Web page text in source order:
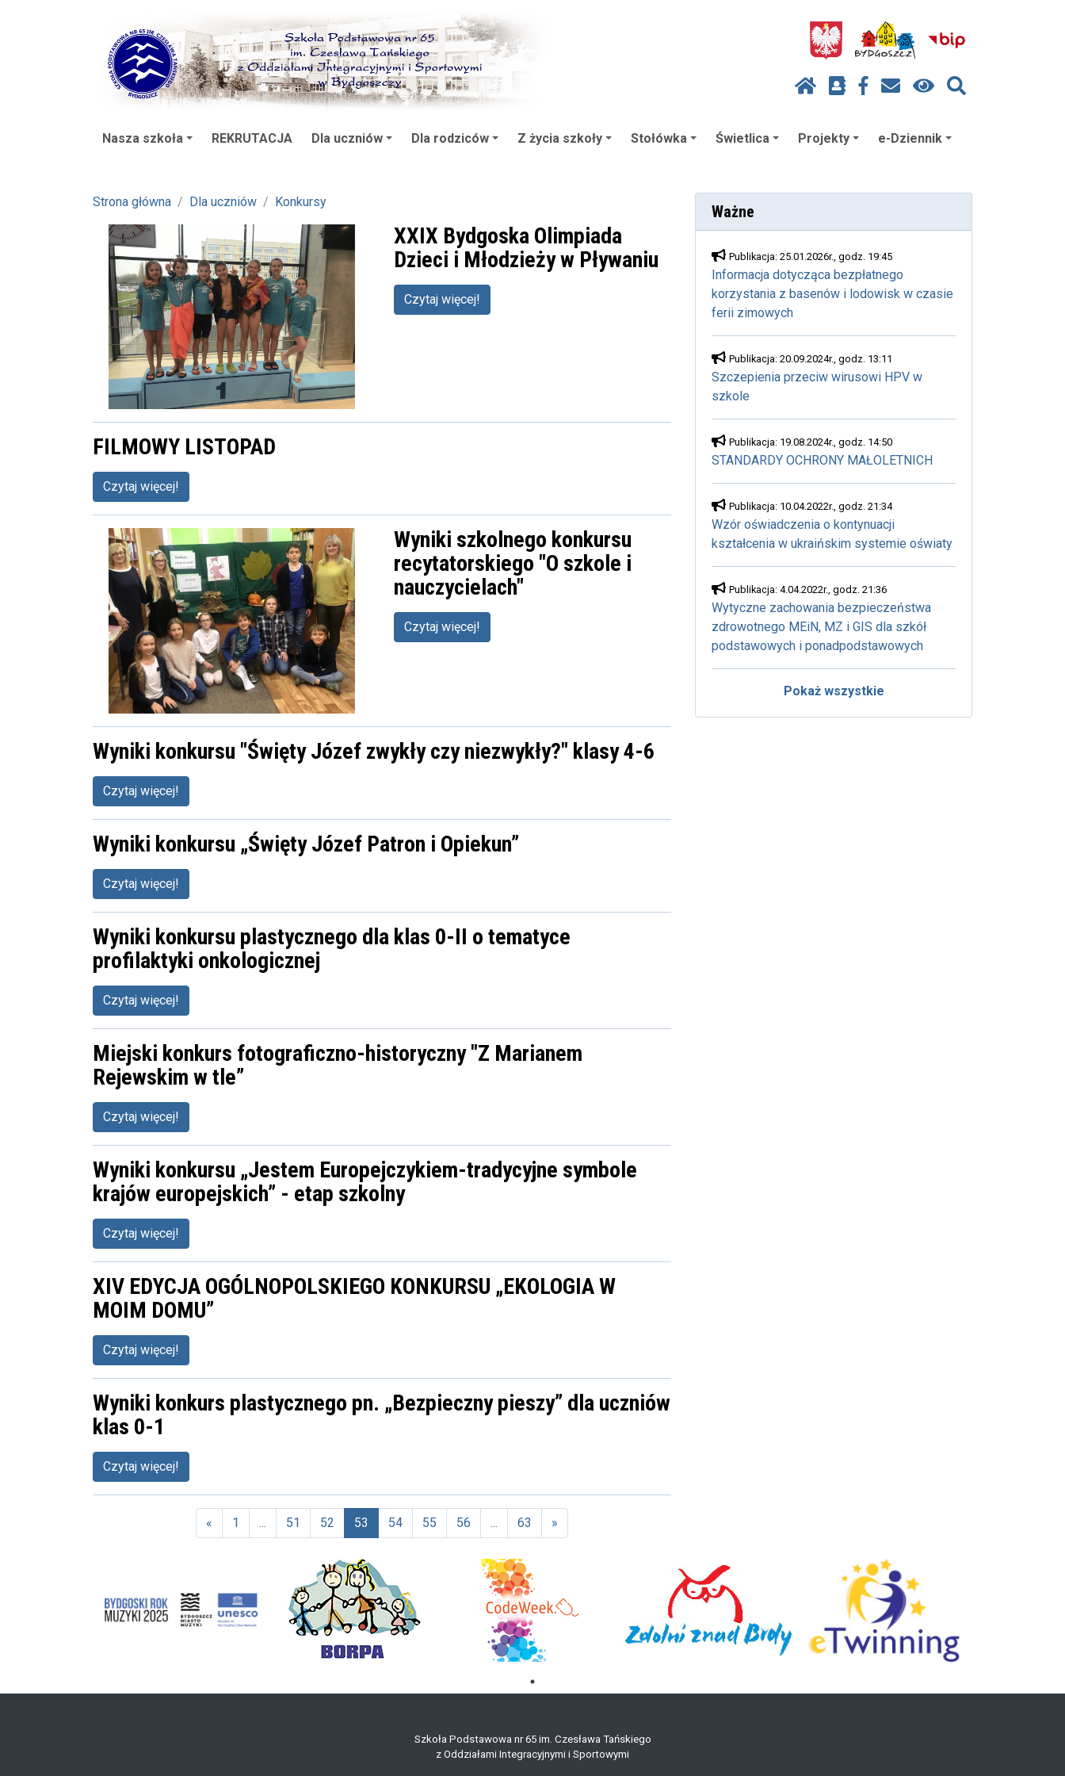
Nasza szkoła REKRUTACJA Dla uczniów Dla rodziców Z życia szkoły Stołówka Świetlica Projekty e-Dziennik
Strona główna Dla uczniów Konkursy
XXIX Bydgoska Olimpiada
Dzieci i Młodzieży w Pływaniu
Czytaj więcej!
FILMOWY LISTOPAD
Czytaj więcej!
Wyniki szkolnego konkursu
recytatorskiego "O szkole i
nauczycielach"
Czytaj więcej!
Wyniki konkursu "Święty Józef zwykły czy niezwykły?" klasy 4-6
Czytaj więcej!
Wyniki konkursu „Święty Józef Patron i Opiekun”
Czytaj więcej!
Wyniki konkursu plastycznego dla klas 0-II o tematyce
profilaktyki onkologicznej
Czytaj więcej!
Miejski konkurs fotograficzno-historyczny "Z Marianem
Rejewskim w tle”
Czytaj więcej!
Wyniki konkursu „Jestem Europejczykiem-tradycyjne symbole
krajów europejskich” - etap szkolny
Czytaj więcej!
XIV EDYCJA OGÓLNOPOLSKIEGO KONKURSU „EKOLOGIA W
MOIM DOMU”
Czytaj więcej!
Wyniki konkurs plastycznego pn. „Bezpieczny pieszy” dla uczniów
klas 0-1
Czytaj więcej!
« 1 51 52
53
54 55 56 63 »
Ważne
Publikacja: 25.01.2026r., godz. 19:45
Informacja dotycząca bezpłatnego
korzystania z basenów i lodowisk w czasie
ferii zimowych
Publikacja: 20.09.2024r., godz. 13:11
Szczepienia przeciw wirusowi HPV w
szkole
Publikacja: 19.08.2024r., godz. 14:50
STANDARDY OCHRONY MAŁOLETNICH
Publikacja: 10.04.2022r., godz. 21:34
Wzór oświadczenia o kontynuacji
kształcenia w ukraińskim systemie oświaty
Publikacja: 4.04.2022r., godz. 21:36
Wytyczne zachowania bezpieczeństwa
zdrowotnego MEiN, MZ i GIS dla szkół
podstawowych i ponadpodstawowych
Pokaż wszystkie
Szkoła Podstawowa nr 65 im. Czesława Tańskiego
z Oddziałami Integracyjnymi i Sportowymi